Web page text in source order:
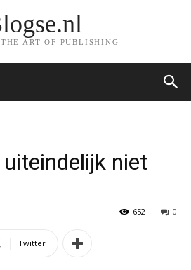
ART OF PUBLISHING
niet
0
652
Twitter